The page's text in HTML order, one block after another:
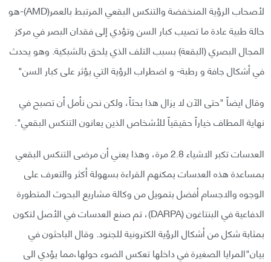
لأصحاب الرؤية المنخفضة والتنكس البقعي المرتبط بالعمر(AMD)-هو
حالة طبية عادة ما تصيب كبار السن وتؤدي إلى فقدان البصر في مركز
المجال البصري (البقعة) بسبب التلف الذي يلحق بالشبكية. وهو يحدث
في أشكال جافة و رطبة- و اضطراب الرؤية التي يؤثر على كبار السن"
وقال ايضاً "حتى الآن لا يزال هذا بحثاً، ولكن نحن نأمل أن تصبح في
نهاية المطاف خياراً حقيقياً للأشخاص الذين يعانون التنكس البقعي".
العدسات تكبر الاشياء 2.8 مرة، وهذا يعني أن مرضى التنكس البقعي
بمساعدة هذه العدسات يمكنهم القراءة بسهولة أكثر والتعرف على
الوجوه والاجسام أفضل بتمويل من وكالة مشاريع البحوث المتطورة
الدفاعية في البنتاغون (DARPA)، تم صنع العدسات في الأصل لتكون
بمثابة شكل من أشكال الرؤية الكترونية للجنود. وقال الباحثون في
بيان"المرايا الصغيرة في داخلها تعكس الضوء حولها،مما يؤدي الى